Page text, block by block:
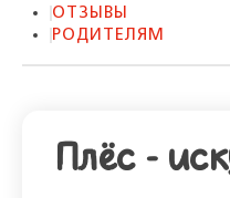
ОТЗЫВЫ
РОДИТЕЛЯМ
Плёс -